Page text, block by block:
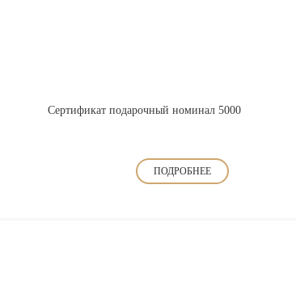
Сертификат подарочный номинал 5000
ПОДРОБНЕЕ